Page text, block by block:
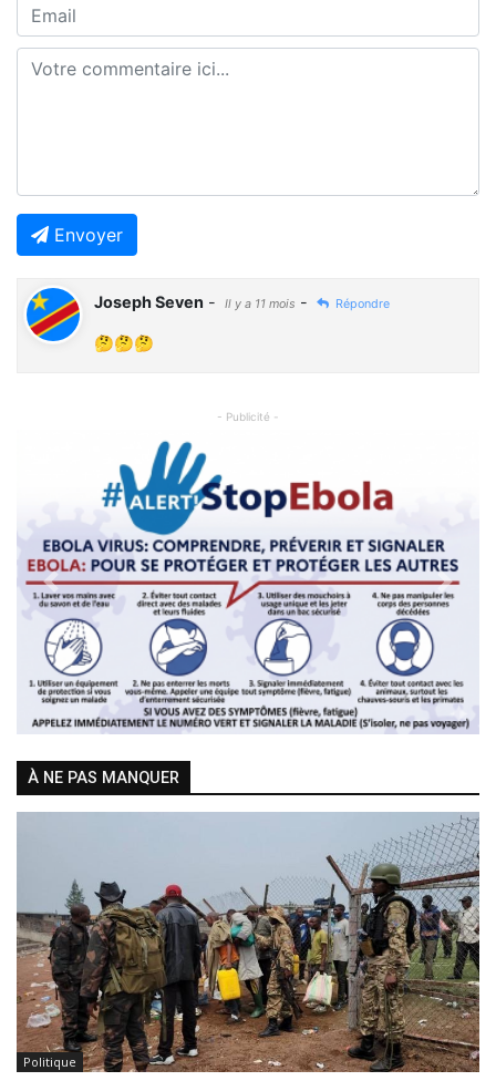
Envoyer
Joseph Seven - Il y a 11 mois - Répondre
🤔🤔🤔
- Publicité -
Previous Next
À NE PAS MANQUER
Politique